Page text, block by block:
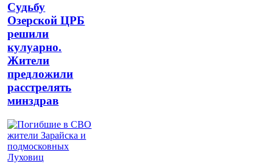
Судьбу
Озерской ЦРБ
решили
кулуарно.
Жители
предложили
расстрелять
минздрав